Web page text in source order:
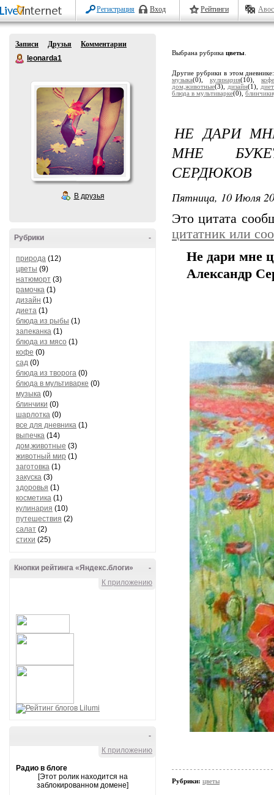
Регистрация Вход Рейтинги
Записи Друзья
Комментарии
leonarda1
В друзья
-
Рубрики
природа (12)
цветы (9)
натюморт (3)
рамочка (1)
дизайн (1)
диета (1)
блюда из рыбы (1)
запеканка (1)
блюда из мясо (1)
кофе (0)
сад (0)
блюда из творога (0)
блюда в мультиварке (0)
музыка (0)
блинчики (0)
шарлотка (0)
все для дневника (1)
выпечка (14)
дом,животные (3)
животный мир (1)
заготовка (1)
закуска (3)
здоровья (1)
косметика (1)
кулинария (10)
путешествия (2)
салат (2)
стихи (25)
-
Кнопки рейтинга «Яндекс.блоги»
К приложению
-
К приложению
Радио в блоге
[Этот ролик находится на
заблокированном домене]
Выбрана рубрика цветы
Другие рубрики в этом
музыка(0), кулинария(10), кофе
дом,животные(3), дизайн(1),
блюда в мультиварке(0), блинчики
НЕ ДАРИ
МНЕ
СЕРДЮКОВ
Пятница, 10 Июля
Это цитата
цитатник или
Не дари мне
Александр
Рубрики: цветы